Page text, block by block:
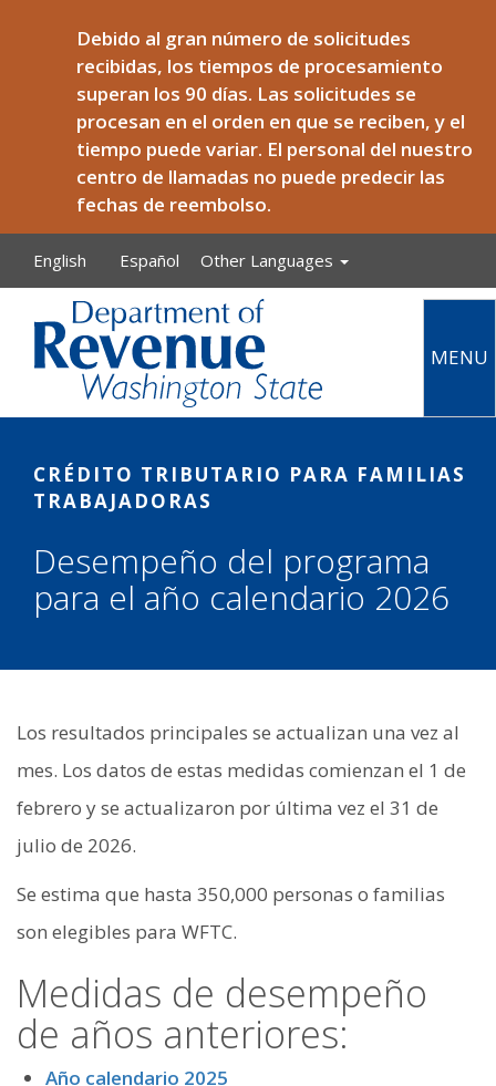
Debido al gran número de solicitudes
recibidas, los tiempos de procesamiento
superan los 90 días. Las solicitudes se
procesan en el orden en que se reciben, y el
tiempo puede variar. El personal del nuestro
centro de llamadas no puede predecir las
fechas de reembolso.
English Español Other Languages
MENU
CRÉDITO TRIBUTARIO PARA FAMILIAS
TRABAJADORAS
Desempeño del programa
para el año calendario 2026
Los resultados principales se actualizan una vez al
mes. Los datos de estas medidas comienzan el 1 de
febrero y se actualizaron por última vez el 31 de
julio de 2026.
Se estima que hasta 350,000 personas o familias
son elegibles para WFTC.
Medidas de desempeño
de años anteriores:
Año calendario 2025